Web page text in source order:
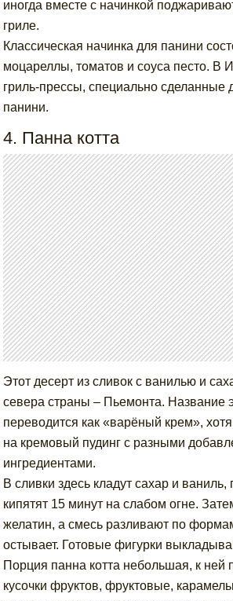
иногда вместе с начинкой
гриле.
Классическая начинка для панини
моцареллы, томатов и соуса песто. В
гриль-прессы, специально сделанные
панини.
4. Панна котта
Этот десерт из сливок с ванилью и
севера страны – Пьемонта. Название
переводится как «варёный крем»,
на кремовый пудинг с разными
ингредиентами.
В сливки здесь кладут сахар и ваниль,
кипятят 15 минут на слабом огне.
желатин, а смесь разливают по
остывает. Готовые фигурки
Порция панна котта небольшая, к ней
кусочки фруктов, фруктовые,